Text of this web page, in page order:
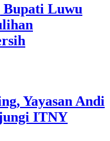
Bupati Luwu
Yayasan Andi
ITNY